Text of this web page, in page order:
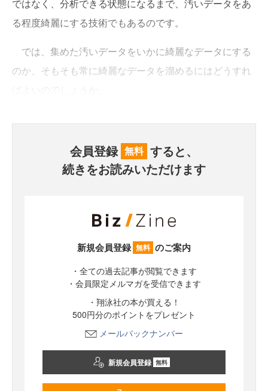
ではなく、分析できる状態になるまで、汚いデータをあ
る程度綺麗にする技術でもあるのです。
では、集めた汚いデータをいかに綺麗なデータにする
のか、そもそも常に綺麗なデータを溜めるにはどうすれ
会員登録 無料 すると、
続きをお読みいただけます
新規会員登録 無料 のご案内
・全ての過去記事が閲覧できます
・会員限定メルマガを受信できます
・翔泳社の本が買える！
500円分のポイントをプレゼント
メールバックナンバー
新規会員登録 無料